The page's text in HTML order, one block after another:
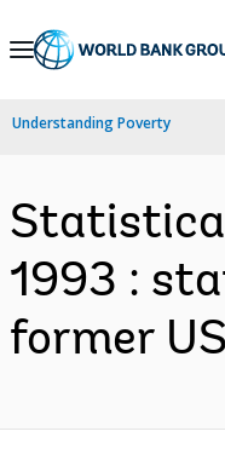
Skip
Navigation
Understanding Poverty
1993 :
former